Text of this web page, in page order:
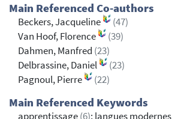
Main Referenced Co-authors
Beckers, Jacqueline
(47)
Van Hoof, Florence
(39)
Dahmen, Manfred (23)
Delbrassine, Daniel
(23)
Pagnoul, Pierre
(22)
Main Referenced Keywords